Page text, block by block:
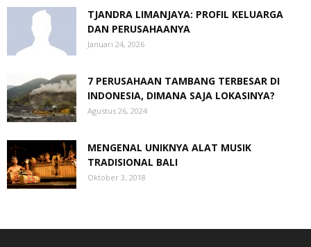
TJANDRA LIMANJAYA: PROFIL KELUARGA
DAN PERUSAHAANYA
Januari 24, 2026
7 PERUSAHAAN TAMBANG TERBESAR DI
INDONESIA, DIMANA SAJA LOKASINYA?
Agustus 26, 2024
MENGENAL UNIKNYA ALAT MUSIK
TRADISIONAL BALI
Oktober 3, 2018